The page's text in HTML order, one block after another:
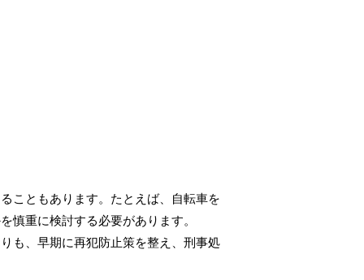
こともあります。たとえば、自転車を
慎重に検討する必要があります。
も、早期に再犯防止策を整え、刑事処